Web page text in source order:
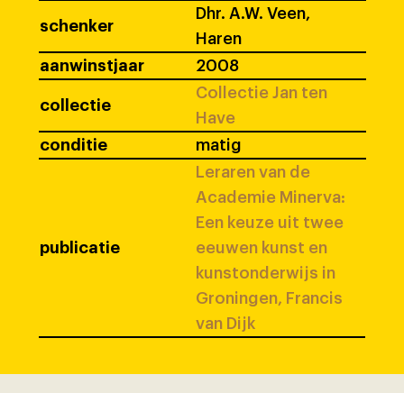
schenker
Dhr. A.W. Veen,
Haren
aanwinstjaar
2008
collectie
Collectie Jan ten
Have
conditie
matig
publicatie
Leraren van de
Academie Minerva:
Een keuze uit twee
eeuwen kunst en
kunstonderwijs in
Groningen, Francis
van Dijk